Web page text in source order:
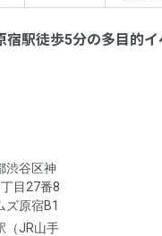
宿駅徒歩5分の多目的イ
渋谷区神
目27番8
ズ原宿B1
（JR山手